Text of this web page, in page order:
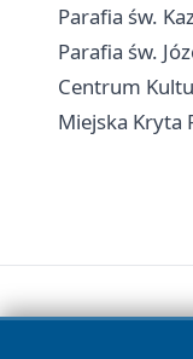
Parafia św.
Parafia św.
Centrum
Miejska Kryta